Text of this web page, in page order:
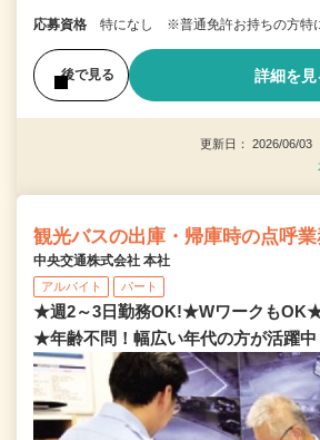
応募資格 特になし ※普通免許お持ちの方特
後で見る 詳細を見
更新日： 2026/06/
観光バスの出庫・帰庫時の点呼
中央交通株式会社 本社
アルバイト パート
★週2～3日勤務OK!★WワークもOK★
★年齢不問！幅広い年代の方が活躍中